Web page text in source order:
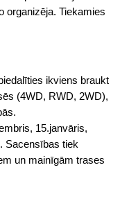
organizēja. Tiekamies
ikviens braukt
(4WD, RWD, 2WD),
15.janvāris,
Sacensības tiek
un mainīgām trases